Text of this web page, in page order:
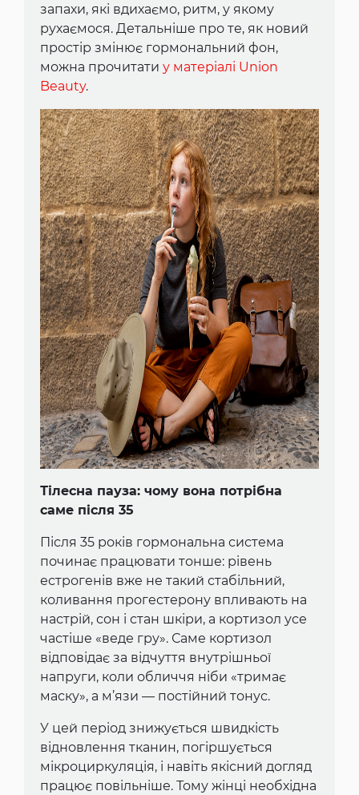
запахи, які вдихаємо, ритм, у якому
рухаємося. Детальніше про те, як новий
простір змінює гормональний фон,
можна прочитати у матеріалі Union
Beauty.
Тілесна пауза: чому вона потрібна
саме після 35
Після 35 років гормональна система
починає працювати тонше: рівень
естрогенів вже не такий стабільний,
коливання прогестерону впливають на
настрій, сон і стан шкіри, а кортизол усе
частіше «веде гру». Саме кортизол
відповідає за відчуття внутрішньої
напруги, коли обличчя ніби «тримає
маску», а м’язи — постійний тонус.
У цей період знижується швидкість
відновлення тканин, погіршується
мікроциркуляція, і навіть якісний догляд
працює повільніше. Тому жінці необхідна